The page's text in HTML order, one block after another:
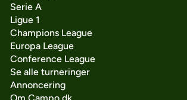
Serie A
Ligue 1
Champions League
Europa League
Conference League
Se alle turneringer
Annoncering